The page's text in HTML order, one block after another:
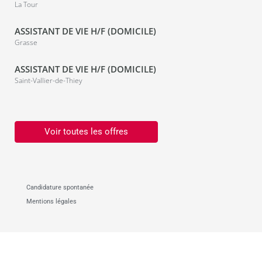
La Tour
ASSISTANT DE VIE H/F (DOMICILE)
Grasse
ASSISTANT DE VIE H/F (DOMICILE)
Saint-Vallier-de-Thiey
Voir toutes les offres
Candidature spontanée
Mentions légales